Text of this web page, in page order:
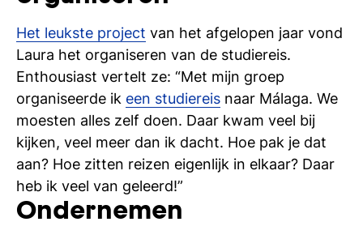
Het leukste project van het afgelopen jaar vond
Laura het organiseren van de studiereis.
Enthousiast vertelt ze: “Met mijn groep
organiseerde ik een studiereis naar Málaga. We
moesten alles zelf doen. Daar kwam veel bij
kijken, veel meer dan ik dacht. Hoe pak je dat
aan? Hoe zitten reizen eigenlijk in elkaar? Daar
heb ik veel van geleerd!”
Ondernemen